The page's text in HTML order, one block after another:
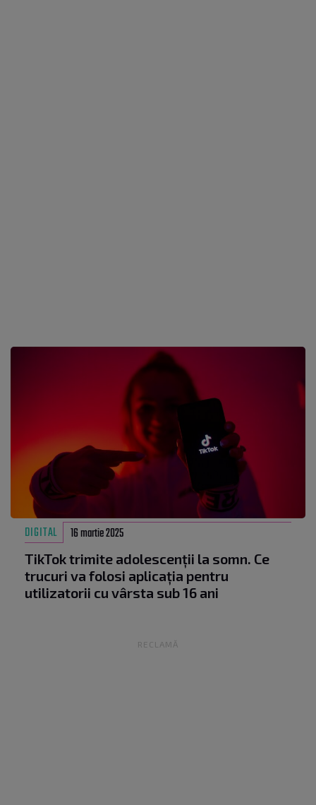
DIGITAL 16 martie 2025
TikTok trimite adolescenții la somn. Ce
trucuri va folosi aplicația pentru
utilizatorii cu vârsta sub 16 ani
RECLAMĂ